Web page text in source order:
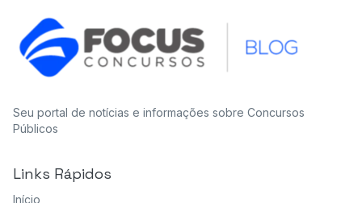
Seu portal de notícias e informações sobre Concursos
Públicos
Links Rápidos
Início